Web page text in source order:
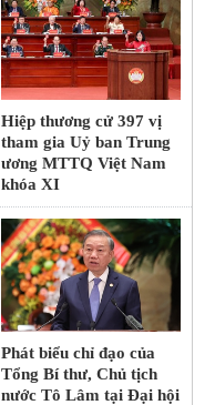
Hiệp thương cử 397 vị
tham gia Uỷ ban Trung
ương MTTQ Việt Nam
khóa XI
Phát biểu chỉ đạo của
Tổng Bí thư, Chủ tịch
nước Tô Lâm tại Đại hội